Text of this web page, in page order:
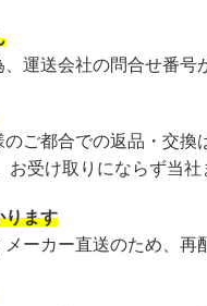
運送会社の問合せ番号
ご都合での返品・交
お受け取りにならず当社
ります
ーカー直送のため、再